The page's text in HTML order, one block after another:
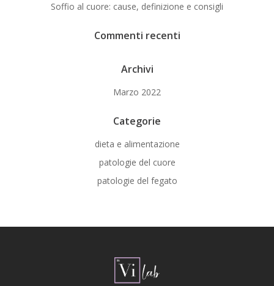
Soffio al cuore: cause, definizione e consigli
Commenti recenti
Archivi
Marzo 2022
Categorie
dieta e alimentazione
patologie del cuore
patologie del fegato